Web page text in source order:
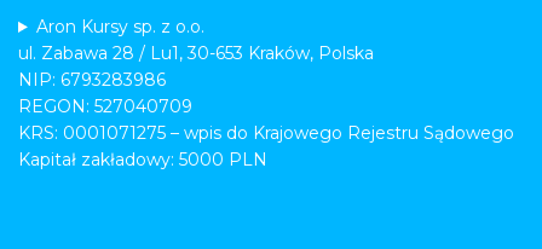
Aron Kursy sp. z o.o.
ul. Zabawa 28 / Lu1, 30-653 Kraków, Polska
NIP: 6793283986
REGON: 527040709
KRS: 0001071275 – wpis do Krajowego Rejestru Sądowego
Kapitał zakładowy: 5000 PLN